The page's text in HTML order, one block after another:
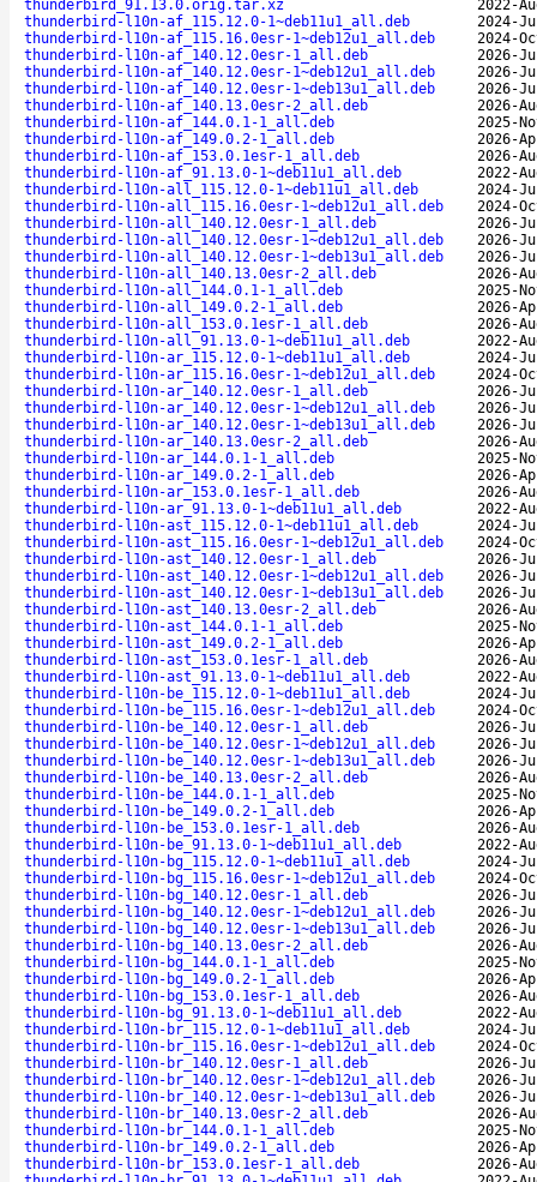
thunderbird_91.13.0.orig.tar.xz
2022-
thunderbird-l10n-af_115.12.0-1~deb11u1_all.deb
2024-
thunderbird-l10n-af_115.16.0esr-1~deb12u1_all.deb
2024-
thunderbird-l10n-af_140.12.0esr-1_all.deb
2026-
thunderbird-l10n-af_140.12.0esr-1~deb12u1_all.deb
2026-
thunderbird-l10n-af_140.12.0esr-1~deb13u1_all.deb
2026-
thunderbird-l10n-af_140.13.0esr-2_all.deb
2026-
thunderbird-l10n-af_144.0.1-1_all.deb
2025-
thunderbird-l10n-af_149.0.2-1_all.deb
2026-
thunderbird-l10n-af_153.0.1esr-1_all.deb
2026-
thunderbird-l10n-af_91.13.0-1~deb11u1_all.deb
2022-
thunderbird-l10n-all_115.12.0-1~deb11u1_all.deb
2024-
thunderbird-l10n-all_115.16.0esr-1~deb12u1_all.deb
2024-
thunderbird-l10n-all_140.12.0esr-1_all.deb
2026-
thunderbird-l10n-all_140.12.0esr-1~deb12u1_all.deb
2026-
thunderbird-l10n-all_140.12.0esr-1~deb13u1_all.deb
2026-
thunderbird-l10n-all_140.13.0esr-2_all.deb
2026-
thunderbird-l10n-all_144.0.1-1_all.deb
2025-
thunderbird-l10n-all_149.0.2-1_all.deb
2026-
thunderbird-l10n-all_153.0.1esr-1_all.deb
2026-
thunderbird-l10n-all_91.13.0-1~deb11u1_all.deb
2022-
thunderbird-l10n-ar_115.12.0-1~deb11u1_all.deb
2024-
thunderbird-l10n-ar_115.16.0esr-1~deb12u1_all.deb
2024-
thunderbird-l10n-ar_140.12.0esr-1_all.deb
2026-
thunderbird-l10n-ar_140.12.0esr-1~deb12u1_all.deb
2026-
thunderbird-l10n-ar_140.12.0esr-1~deb13u1_all.deb
2026-
thunderbird-l10n-ar_140.13.0esr-2_all.deb
2026-
thunderbird-l10n-ar_144.0.1-1_all.deb
2025-
thunderbird-l10n-ar_149.0.2-1_all.deb
2026-
thunderbird-l10n-ar_153.0.1esr-1_all.deb
2026-
thunderbird-l10n-ar_91.13.0-1~deb11u1_all.deb
2022-
thunderbird-l10n-ast_115.12.0-1~deb11u1_all.deb
2024-
thunderbird-l10n-ast_115.16.0esr-1~deb12u1_all.deb
2024-
thunderbird-l10n-ast_140.12.0esr-1_all.deb
2026-
thunderbird-l10n-ast_140.12.0esr-1~deb12u1_all.deb
2026-
thunderbird-l10n-ast_140.12.0esr-1~deb13u1_all.deb
2026-
thunderbird-l10n-ast_140.13.0esr-2_all.deb
2026-
thunderbird-l10n-ast_144.0.1-1_all.deb
2025-
thunderbird-l10n-ast_149.0.2-1_all.deb
2026-
thunderbird-l10n-ast_153.0.1esr-1_all.deb
2026-
thunderbird-l10n-ast_91.13.0-1~deb11u1_all.deb
2022-
thunderbird-l10n-be_115.12.0-1~deb11u1_all.deb
2024-
thunderbird-l10n-be_115.16.0esr-1~deb12u1_all.deb
2024-
thunderbird-l10n-be_140.12.0esr-1_all.deb
2026-
thunderbird-l10n-be_140.12.0esr-1~deb12u1_all.deb
2026-
thunderbird-l10n-be_140.12.0esr-1~deb13u1_all.deb
2026-
thunderbird-l10n-be_140.13.0esr-2_all.deb
2026-
thunderbird-l10n-be_144.0.1-1_all.deb
2025-
thunderbird-l10n-be_149.0.2-1_all.deb
2026-
thunderbird-l10n-be_153.0.1esr-1_all.deb
2026-
thunderbird-l10n-be_91.13.0-1~deb11u1_all.deb
2022-
thunderbird-l10n-bg_115.12.0-1~deb11u1_all.deb
2024-
thunderbird-l10n-bg_115.16.0esr-1~deb12u1_all.deb
2024-
thunderbird-l10n-bg_140.12.0esr-1_all.deb
2026-
thunderbird-l10n-bg_140.12.0esr-1~deb12u1_all.deb
2026-
thunderbird-l10n-bg_140.12.0esr-1~deb13u1_all.deb
2026-
thunderbird-l10n-bg_140.13.0esr-2_all.deb
2026-
thunderbird-l10n-bg_144.0.1-1_all.deb
2025-
thunderbird-l10n-bg_149.0.2-1_all.deb
2026-
thunderbird-l10n-bg_153.0.1esr-1_all.deb
2026-
thunderbird-l10n-bg_91.13.0-1~deb11u1_all.deb
2022-
thunderbird-l10n-br_115.12.0-1~deb11u1_all.deb
2024-
thunderbird-l10n-br_115.16.0esr-1~deb12u1_all.deb
2024-
thunderbird-l10n-br_140.12.0esr-1_all.deb
2026-
thunderbird-l10n-br_140.12.0esr-1~deb12u1_all.deb
2026-
thunderbird-l10n-br_140.12.0esr-1~deb13u1_all.deb
2026-
thunderbird-l10n-br_140.13.0esr-2_all.deb
2026-
thunderbird-l10n-br_144.0.1-1_all.deb
2025-
thunderbird-l10n-br_149.0.2-1_all.deb
2026-
thunderbird-l10n-br_153.0.1esr-1_all.deb
2026-